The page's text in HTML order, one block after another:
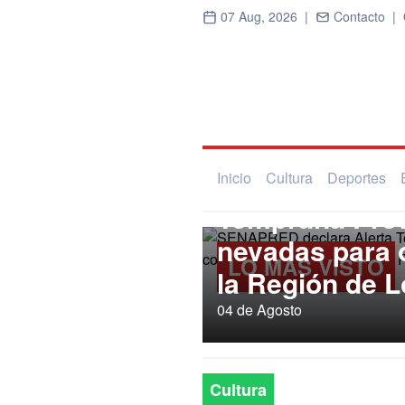
07 Aug, 2026 | Contacto |
Inicio Cultura Deportes
LO MÁS VISTO
SENAPRED
Temprana
nevadas para
la Región de
04 de Agosto
Cultura